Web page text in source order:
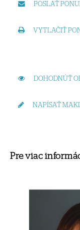
POSLAŤ
VYTLAČIŤ
DOHODNÚŤ
NAPÍSAŤ
Pre viac